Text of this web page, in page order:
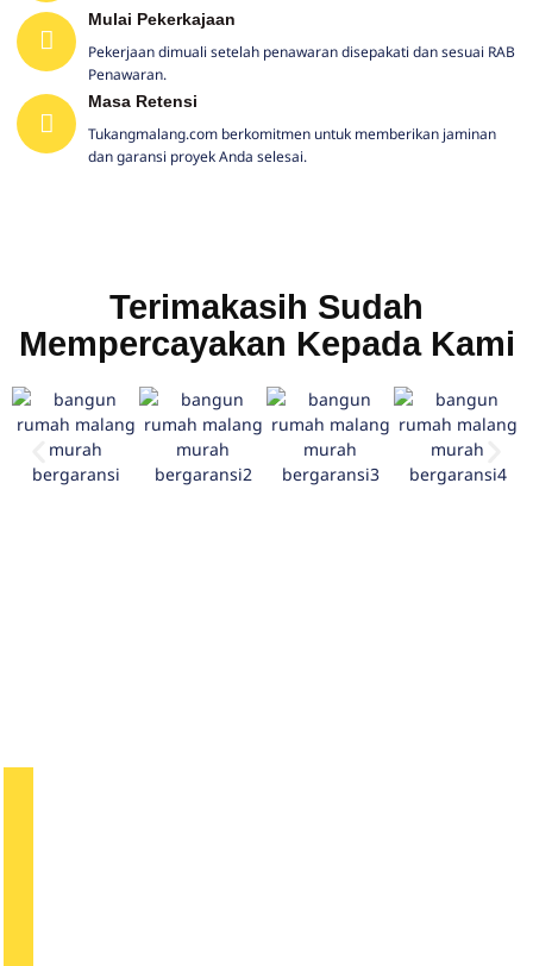
Mulai Pekerkajaan
Pekerjaan dimuali setelah penawaran disepakati dan sesuai RAB
Penawaran.
Masa Retensi
Tukangmalang.com berkomitmen untuk memberikan jaminan
dan garansi proyek Anda selesai.
Terimakasih Sudah
Mempercayakan Kepada Kami